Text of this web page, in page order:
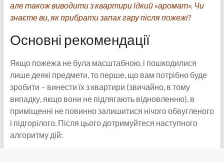
але також виводити з квартири їдкий «аромат». Чи
знаєте ви, як прибрати запах гару після пожежі?
Основні рекомендації
Якщо пожежа не була масштабною, і пошкодилися
лише деякі предмети, то перше, що вам потрібно буде
зробити – винести їх з квартири (звичайно, в тому
випадку, якщо вони не підлягають відновленню), в
приміщенні не повинно залишитися нічого обвугленого
і підгорілого. Після цього дотримуйтеся наступного
алгоритму дій: